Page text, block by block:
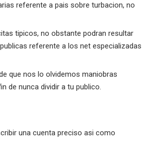
referente a pais sobre turbacion, no
ti­picos, no obstante podran resultar
referente a los net especializadas
que nos lo olvidemos maniobras
de nunca dividir a tu publico.
una cuenta preciso asi­ como